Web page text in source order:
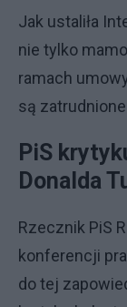
Jak ustaliła
nie tylko
ramach
są
PiS
Donalda
Rzecznik PiS
konferencji
do tej